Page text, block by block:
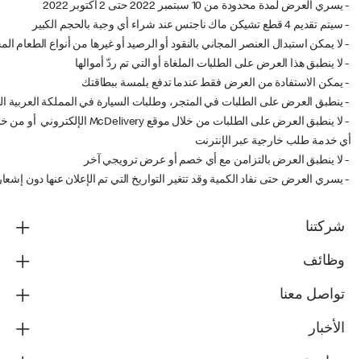
- يسري العرض لمدة محدودة من 10 سبتمبر 2022 حتى 2 أكتوبر 2022
- سيتم تقديم 4 قطع تشيكن ماك ناجتس عند شراء أي وجبة بالحجم الكبير
- لا يمكن استبدال العنصر المجاني بالنقود أو الرصيد أو غيرها من أنواع الطعام
- لا ينطبق هذا العرض على الطلبات الملغاة أو التي تم ردّ أموالها
- يمكن الاستفادة من العرض فقط عندما تدفع بلمسة ببطاقتك
- ينطبق العرض على الطلبات في المتجر، وطلبات السيارة في المملكة العربية
أي خدمة طلب خارجية عبر الإنترنت
- لا ينطبق العرض بالتزامن مع أي خصم أو عرض ترويجي آخر
- يسري العرض حتى نفاد الكمية وقد تتغير التواريخ التي تم الإعلان عنها دون
شركتنا
وظائف
تواصل معنا
الأخبار